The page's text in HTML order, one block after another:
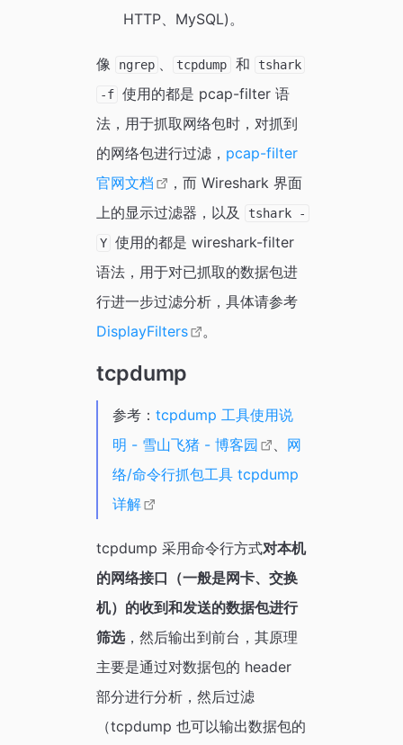
HTTP、MySQL)。
像 ngrep 、 tcpdump 和 tshark
-f 使用的都是 pcap-filter 语
法，用于抓取网络包时，对抓到
的网络包进行过滤， pcap-filter
官网文档
，而 Wireshark 界面
上的显示过滤器，以及
tshark -
Y 使用的都是 wireshark-filter
语法，用于对已抓取的数据包进
行进一步过滤分析，具体请参考
DisplayFilters
。
tcpdump
参考： tcpdump 工具使用说
明 - 雪山飞猪 - 博客园
、 网
络/命令行抓包工具 tcpdump
详解
tcpdump 采用命令行方式对本机
的网络接口（一般是网卡、交换
机）的收到和发送的数据包进行
筛选，然后输出到前台，其原理
主要是通过对数据包的 header
部分进行分析，然后过滤
（tcpdump 也可以输出数据包的